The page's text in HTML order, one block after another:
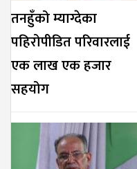
तनहुँको म्याग्देका
पहिरोपीडित परिवारलाई
एक लाख एक हजार
सहयोग